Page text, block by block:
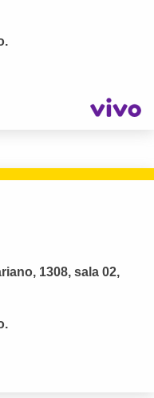
1308, sala 02,